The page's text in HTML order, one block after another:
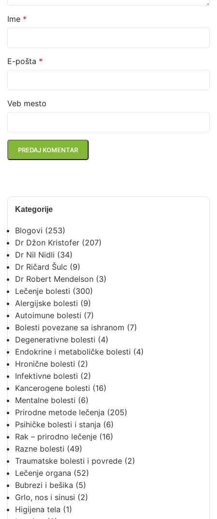
Kategorije
Blogovi (253)
Dr Džon Kristofer (207)
Dr Nil Nidli (34)
Dr Ričard Šulc (9)
Dr Robert Mendelson (3)
Lečenje bolesti (300)
Alergijske bolesti (9)
Autoimune bolesti (7)
Bolesti povezane sa ishranom (7)
Degenerativne bolesti (4)
Endokrine i metaboličke bolesti (4)
Hronične bolesti (2)
Infektivne bolesti (2)
Kancerogene bolesti (16)
Mentalne bolesti (6)
Prirodne metode lečenja (205)
Psihičke bolesti i stanja (6)
Rak – prirodno lečenje (16)
Razne bolesti (49)
Traumatske bolesti i povrede (2)
Lečenje organa (52)
Bubrezi i bešika (5)
Grlo, nos i sinusi (2)
Higijena tela (1)
Ime *
E-pošta *
Veb mesto